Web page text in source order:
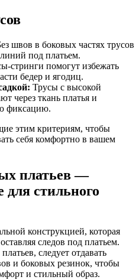
швов в боковых частях трусов
под платьем.
стринги помогут избежать
бедер и ягодиц.
Трусы с высокой
через ткань платья и
фиксацию.
этим критериям, чтобы
себя комфортно в вашем
платьев —
для стильного
конструкцией, которая
следов под платьем.
следует отдавать
и боковых резинок, чтобы
и стильный образ.